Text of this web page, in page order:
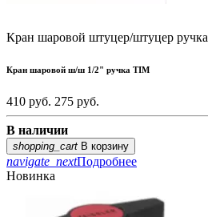
Кран шаровой штуцер/штуцер ручка
Кран шаровой ш/ш 1/2" ручка TIM
410 руб. 275 руб.
В наличии
shopping_cart В корзину
navigate_nextПодробнее
Новинка